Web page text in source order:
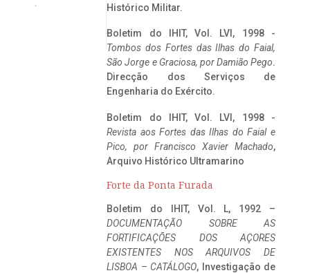
Histórico Militar.
Boletim do IHIT, Vol. LVI, 1998 -
Tombos dos Fortes das Ilhas do Faial,
São Jorge e Graciosa, por Damião Pego.
Direcção dos Serviços de
Engenharia do Exército.
Boletim do IHIT, Vol. LVI, 1998 -
Revista aos Fortes das Ilhas do Faial e
Pico, por Francisco Xavier Machado,
Arquivo Histórico Ultramarino
Forte da Ponta Furada
Boletim do IHIT, Vol. L, 1992 –
DOCUMENTAÇÃO SOBRE AS
FORTIFICAÇÕES DOS AÇORES
EXISTENTES NOS ARQUIVOS DE
LISBOA – CATÁLOGO, Investigação de